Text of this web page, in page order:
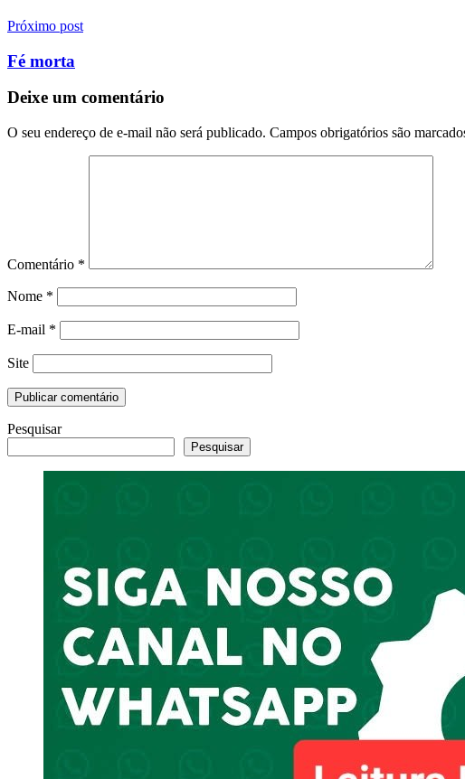
Próximo post
Fé morta
Deixe um comentário
O seu endereço de e-mail não será publicado. Campos obrigatórios são
Comentário *
Nome *
E-mail *
Site
Pesquisar
Pesquisar